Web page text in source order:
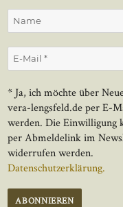
* Ja, ich möchte über
vera-lengsfeld.de per E-
werden. Die Einwilligung
per Abmeldelink im
widerrufen werden.
Datenschutzerklärung.